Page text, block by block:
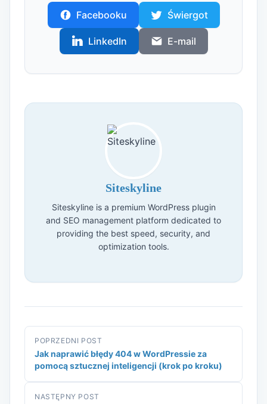
Facebooku Świergot
LinkedIn E-mail
Siteskyline
Siteskyline is a premium WordPress plugin
and SEO management platform dedicated to
providing the best speed, security, and
optimization tools.
POPRZEDNI POST
Jak naprawić błędy 404 w WordPressie za
pomocą sztucznej inteligencji (krok po kroku)
NASTĘPNY POST